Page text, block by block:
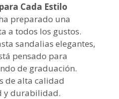
Cada Estilo
preparado una
a todos los gustos.
sandalias elegantes,
pensado para
de graduación.
de alta calidad
y durabilidad.